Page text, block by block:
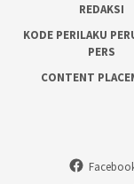
REDAKSI
KODE PERILAKU
PERS
CONTENT